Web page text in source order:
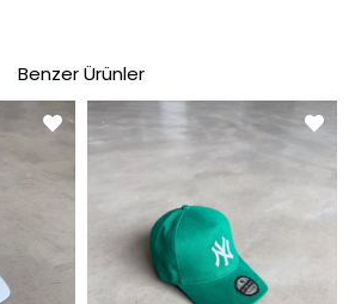
Benzer Ürünler